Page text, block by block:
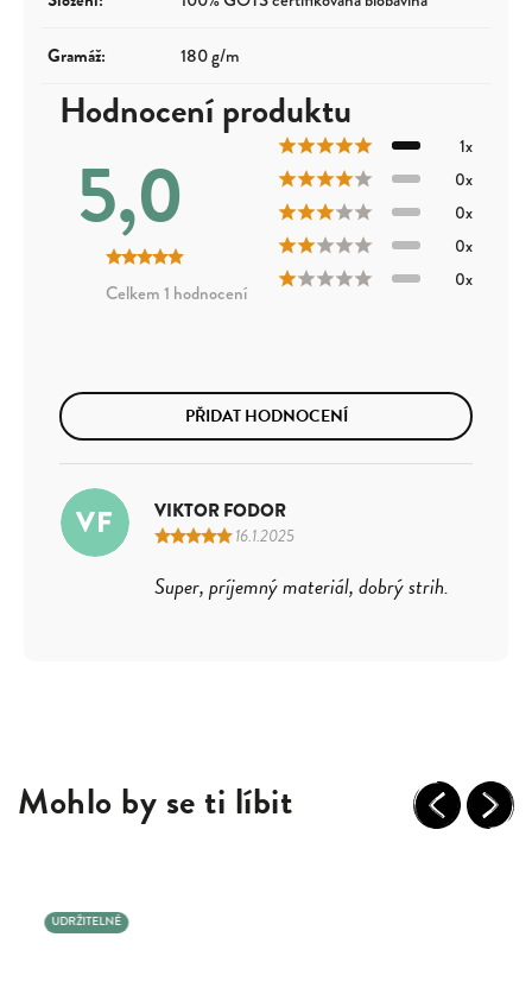
Gramáž: 180 g/m
Hodnocení produktu
5,0
1 hodnocení
1x
0x
0x
0x
0x
PŘIDAT HODNOCENÍ
VF VIKTOR FODOR
16.1.2025
Super, príjemný materiál, dobrý strih.
Mohlo by se ti líbit Previous
UDRŽITELNÉ
Next